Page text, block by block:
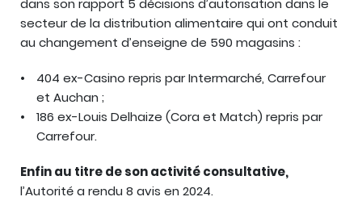
dans son rapport 5 décisions d’autorisation dans le
secteur de la distribution alimentaire qui ont conduit
au changement d’enseigne de 590 magasins :
404 ex-Casino repris par Intermarché, Carrefour
et Auchan ;
186 ex-Louis Delhaize (Cora et Match) repris par
Carrefour.
Enfin au titre de son activité consultative,
l’Autorité a rendu 8 avis en 2024.